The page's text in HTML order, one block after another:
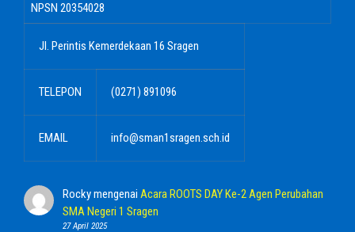
NPSN 20354028
Jl. Perintis Kemerdekaan 16 Sragen
TELEPON (0271) 891096
EMAIL info@sman1sragen.sch.id
Rockymengenai Acara ROOTS DAY Ke-2 Agen Perubahan
SMA Negeri 1 Sragen
27 April 2025